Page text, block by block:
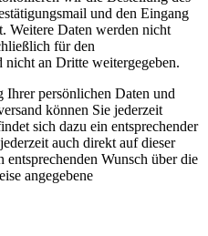
und den Eingang
Weitere Daten werden nicht
für den
an Dritte weitergegeben.
persönlichen Daten und
können Sie jederzeit
sich dazu ein entsprechender
auch direkt auf dieser
entsprechenden Wunsch über die
angegebene